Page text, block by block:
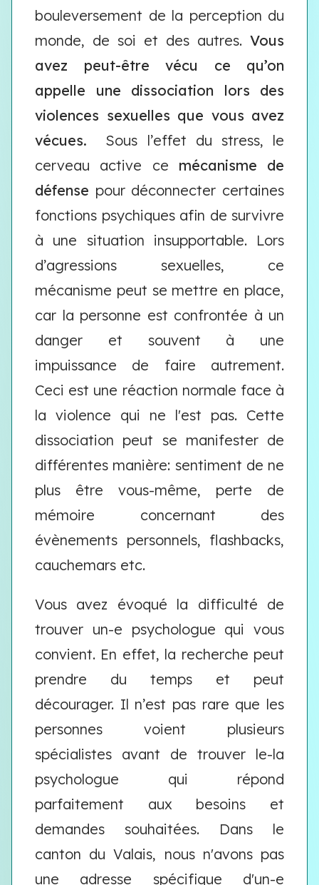
bouleversement de la perception du
monde, de soi et des autres. Vous
avez peut-être vécu ce qu’on
appelle une dissociation lors des
violences sexuelles que vous avez
vécues.
Sous l’effet du stress, le
cerveau active ce mécanisme de
défense pour déconnecter certaines
fonctions psychiques afin de survivre
à une situation insupportable. Lors
d’agressions sexuelles, ce
mécanisme peut se mettre en place,
car la personne est confrontée à un
danger et souvent à une
impuissance de faire autrement.
Ceci est une réaction normale face à
la violence qui ne l'est pas. Cette
dissociation peut se manifester de
différentes manière: sentiment de ne
plus être vous-même, perte de
mémoire concernant des
évènements personnels, flashbacks,
cauchemars etc.
Vous avez évoqué la difficulté de
trouver un-e psychologue qui vous
convient. En effet, la recherche peut
prendre du temps et peut
décourager. Il n’est pas rare que les
personnes voient plusieurs
spécialistes avant de trouver le-la
psychologue qui répond
parfaitement aux besoins et
demandes souhaitées. Dans le
canton du Valais, nous n'avons pas
une adresse spécifique d'un-e